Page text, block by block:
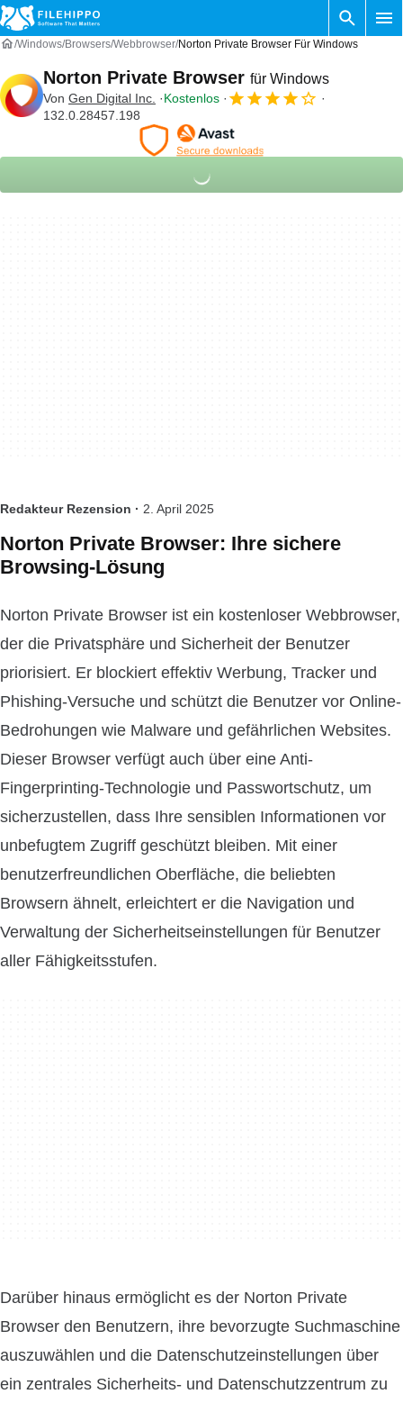
Windows Browsers Webbrowser Norton Private Browser Für Windows
Norton Private Browser für Windows
Von Gen Digital Inc.
Kostenlos
132.0.28457.198
Redakteur Rezension · 2. April 2025
Norton Private Browser: Ihre sichere
Browsing-Lösung
Norton Private Browser ist ein kostenloser Webbrowser,
der die Privatsphäre und Sicherheit der Benutzer
priorisiert. Er blockiert effektiv Werbung, Tracker und
Phishing-Versuche und schützt die Benutzer vor Online-
Bedrohungen wie Malware und gefährlichen Websites.
Dieser Browser verfügt auch über eine Anti-
Fingerprinting-Technologie und Passwortschutz, um
sicherzustellen, dass Ihre sensiblen Informationen vor
unbefugtem Zugriff geschützt bleiben. Mit einer
benutzerfreundlichen Oberfläche, die beliebten
Browsern ähnelt, erleichtert er die Navigation und
Verwaltung der Sicherheitseinstellungen für Benutzer
aller Fähigkeitsstufen.
Darüber hinaus ermöglicht es der Norton Private
Browser den Benutzern, ihre bevorzugte Suchmaschine
auszuwählen und die Datenschutzeinstellungen über
ein zentrales Sicherheits- und Datenschutzzentrum zu